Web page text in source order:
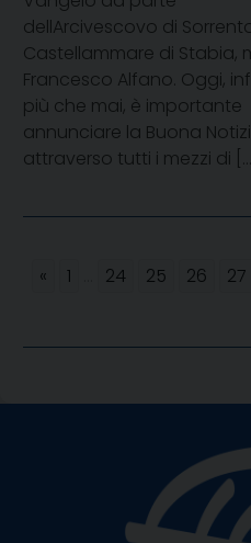
dellArcivescovo di
Castellammare di Stabia,
Francesco Alfano. Oggi,
più che mai, è importante
annunciare la Buona
attraverso tutti i mezzi di […]
« 1 24 25 26 27